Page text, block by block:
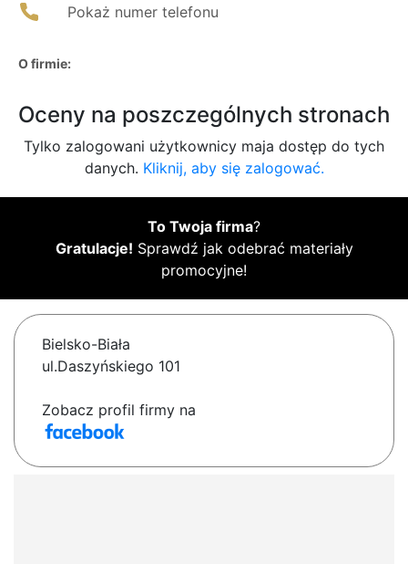
Pokaż numer telefonu
O firmie:
Oceny na poszczególnych stronach
Tylko zalogowani użytkownicy maja dostęp do tych
danych. Kliknij, aby się zalogować.
To Twoja firma?
Gratulacje! Sprawdź jak odebrać materiały
promocyjne!
Bielsko-Biała
ul.Daszyńskiego 101
Zobacz profil firmy na